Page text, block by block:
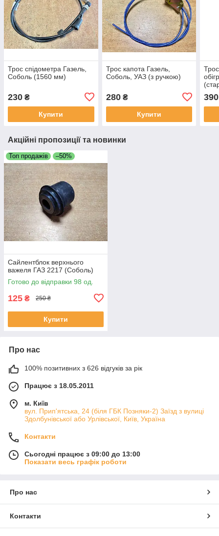
Трос спідометра Газель,
Соболь (1560 мм)
230 ₴
Купити
Трос капота Газель,
Соболь, УАЗ (з ручкою)
280₴
Купити
390
Акційні пропозиції та новинки
Топ продажів –50%
Сайлентблок верхнього
важеля ГАЗ 2217 (Соболь)
Готово до відправки 98 од.
125 ₴ 250 ₴
Купити
Про нас
100% позитивних з 626 відгуків за рік
Працює з 18.05.2011
м. Київ
вул. Прип'ятська, 24 (біля ГБК Позняки-2) Заїзд з вулиці
Здолбунівської або Урлівської, Київ, Україна
Контакти
Сьогодні працює з 09:00 до 13:00
Показати весь графік роботи
Про нас
Контакти